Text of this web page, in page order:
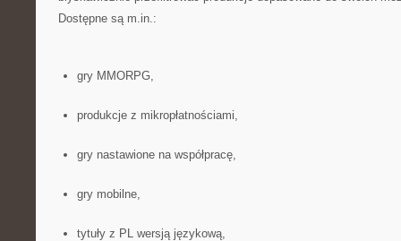
Dostępne są m.in.:
gry MMORPG,
produkcje z mikropłatnościami,
gry nastawione na współpracę,
gry mobilne,
tytuły z PL wersją językową,